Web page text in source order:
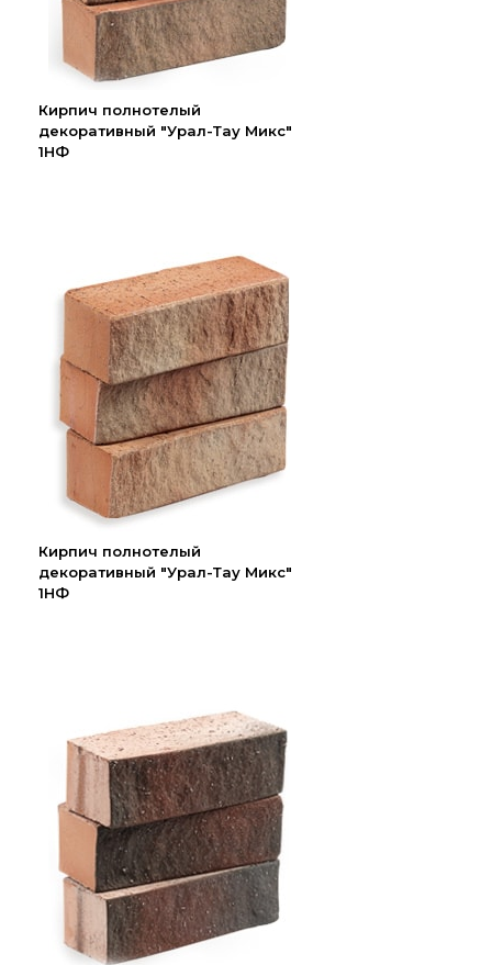
Кирпич полнотелый
декоративный "Урал-Тау Микс"
1НФ
Кирпич полнотелый
декоративный "Урал-Тау Микс"
1НФ